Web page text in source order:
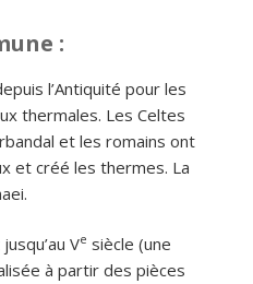
:
l’Antiquité pour les
thermales. Les Celtes
et les romains ont
et créé les thermes. La
Ve siècle (une
à partir des pièces